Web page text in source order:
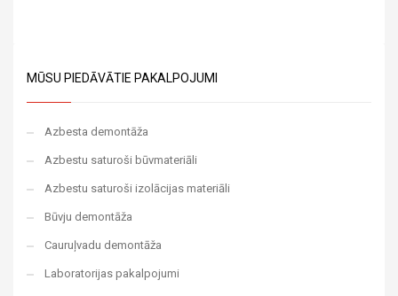
MŪSU PIEDĀVĀTIE PAKALPOJUMI
Azbesta demontāža
Azbestu saturoši būvmateriāli
Azbestu saturoši izolācijas materiāli
Būvju demontāža
Cauruļvadu demontāža
Laboratorijas pakalpojumi